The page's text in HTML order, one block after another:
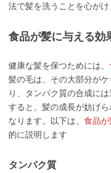
法で髪を洗うことを心がけ
食品が髪に与える効
健康な髪を保つためには、
髪の毛は、その大部分が
り、タンパク質の合成に
すると、髪の成長が妨げ
なります。以下は、 食品
的に説明します
タンパク質